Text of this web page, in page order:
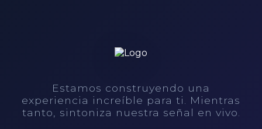
Estamos construyendo una
experiencia increíble para ti. Mientras
tanto, sintoniza nuestra señal en vivo.